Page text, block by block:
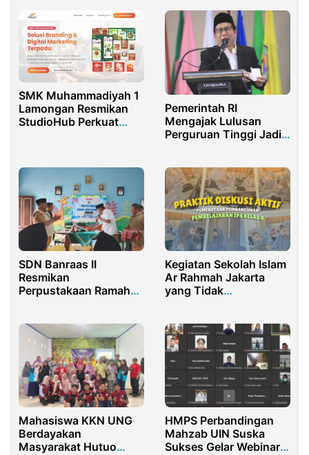
SMK Muhammadiyah 1
Lamongan Resmikan
StudioHub Perkuat
Pemerintah RI
Mengajak Lulusan
Perguruan Tinggi Jadi
SDN Banraas II
Resmikan
Perpustakaan Ramah
Kegiatan Sekolah Islam
Ar Rahmah Jakarta
yang Tidak
Shaleh, ‘Alim, dan
Mandiri
Mahasiswa KKN UNG
Berdayakan
Masyarakat Hutuo
HMPS Perbandingan
Mahzab UIN Suska
Sukses Gelar Webinar